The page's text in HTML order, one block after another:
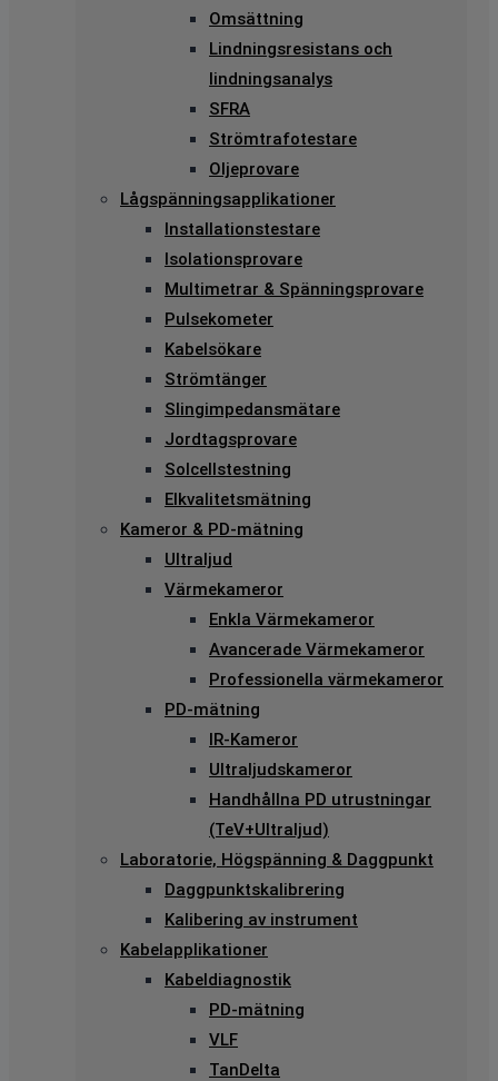
Omsättning
Lindningsresistans och
lindningsanalys
SFRA
Strömtrafotestare
Oljeprovare
Lågspänningsapplikationer
Installationstestare
Isolationsprovare
Multimetrar & Spänningsprovare
Pulsekometer
Kabelsökare
Strömtänger
Slingimpedansmätare
Jordtagsprovare
Solcellstestning
Elkvalitetsmätning
Kameror & PD-mätning
Ultraljud
Värmekameror
Enkla Värmekameror
Avancerade Värmekameror
Professionella värmekameror
PD-mätning
IR-Kameror
Ultraljudskameror
Handhållna PD utrustningar
(TeV+Ultraljud)
Laboratorie, Högspänning & Daggpunkt
Daggpunktskalibrering
Kalibering av instrument
Kabelapplikationer
Kabeldiagnostik
PD-mätning
VLF
TanDelta